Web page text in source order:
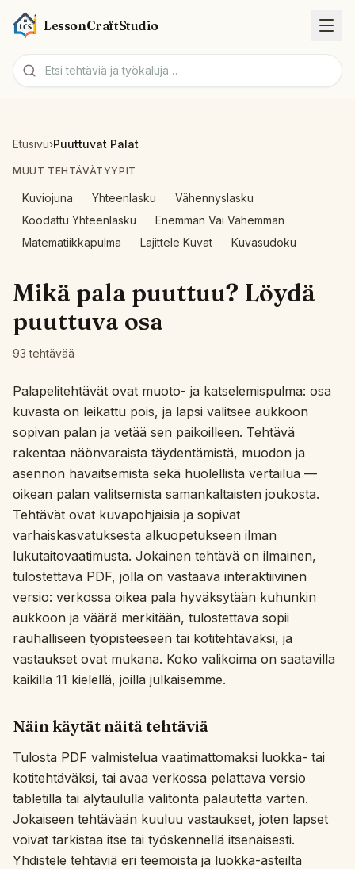
LessonCraftStudio
Tehtävät
Työkalut
Kielet
Tehtävägeneraattorit
Kieli: Suomi
Kirjaudu sisään
Rekisteröidy
Etusivu›Puuttuvat Palat
MUUT TEHTÄVÄTYYPIT
Kuviojuna Yhteenlasku
Vähennyslasku
Koodattu Yhteenlasku
Enemmän Vai Vähemmän
Matematiikkapulma
Lajittele Kuvat Kuvasudoku
Mikä pala puuttuu? Löydä
puuttuva osa
93 tehtävää
Palapelitehtävät ovat muoto- ja katselemispulma: osa
kuvasta on leikattu pois, ja lapsi valitsee aukkoon
sopivan palan ja vetää sen paikoilleen. Tehtävä
rakentaa näönvaraista täydentämistä, muodon ja
asennon havaitsemista sekä huolellista vertailua —
oikean palan valitsemista samankaltaisten joukosta.
Tehtävät ovat kuvapohjaisia ja sopivat
varhaiskasvatuksesta alkuopetukseen ilman
lukutaitovaatimusta. Jokainen tehtävä on ilmainen,
tulostettava PDF, jolla on vastaava interaktiivinen
versio: verkossa oikea pala hyväksytään kuhunkin
aukkoon ja väärä merkitään, tulostettava sopii
rauhalliseen työpisteeseen tai kotitehtäväksi, ja
vastaukset ovat mukana. Koko valikoima on saatavilla
kaikilla 11 kielellä, joilla julkaisemme.
Näin käytät näitä tehtäviä
Tulosta PDF valmistelua vaatimattomaksi luokka- tai
kotitehtäväksi, tai avaa verkossa pelattava versio
tabletilla tai älytaululla välitöntä palautetta varten.
Jokaiseen tehtävään kuuluu vastaukset, joten lapset
voivat tarkistaa itse tai työskennellä itsenäisesti.
Yhdistele tehtäviä eri teemoista ja luokka-asteilta